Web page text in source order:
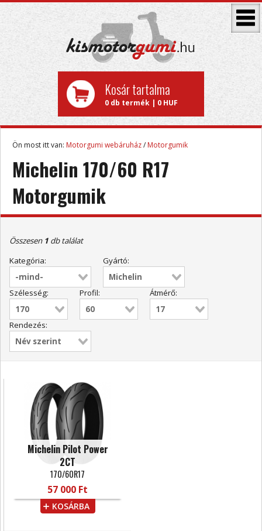
Kosár tartalma
0 db termék | 0 HUF
Ön most itt van: Motorgumi webáruház/ Motorgumik
Michelin 170/60 R17
Motorgumik
Összesen 1 db találat
Kategória:
Gyártó:
Szélesség: Profil: Átmérő:
Rendezés:
Michelin Pilot Power
2CT
170/60R17
57 000 Ft
KOSÁRBA